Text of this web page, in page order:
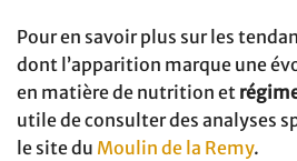
Pour en savoir plus sur les
dont l’apparition marque une
en matière de nutrition et
utile de consulter des analyses
le site du Moulin de la Remy.